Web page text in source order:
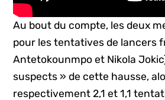
Au bout du compte, les deux
pour les tentatives de lancers
Antetokounmpo et Nikola
suspects » de cette hausse,
respectivement 2,1 et 1,1